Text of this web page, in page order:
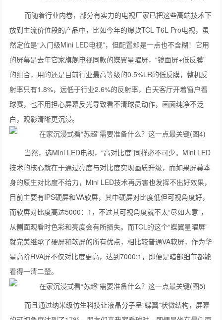
而随着行业内卷，部分有实力的电视厂家已把这些高端技术下
放到主流价位段的产品中，比如今年的爆款TCL T6L Pro电视，虽
然定位是“入门级Mini LED电视”，但配置却是一点也不含糊！它用
的屏幕是去年它家旗舰电视同款的蝶翼星曜屏，“镜面屏+低反膜”
的组合，用的还是目前行业最高等级的0.5%LR的低反膜，整机反
射率只有1.8%，远低于行业2.6%的反射率，白天客厅开着窗户看
球赛，也不用担心屏幕反光导致看不清球员动作，画面纯净不泛
白，观影清晰更沉浸。
当然，选Mini LED电视，“高对比度”同样必不可少。Mini LED
技术的核心就在于通过亮度与对比度实现画质升级，而如果屏幕本
身的原生对比度不给力，Mini LED技术再厉害也发挥不出好效果，
目前主要有IPS硬屏和VA软屏，其中硬屏对比度低但可视角度好，
而软屏对比度高达5000：1，不过其可视角度就不太“尽如人意”，
从侧面观看时色彩和亮度会有所损失。而TCL的这个“蝶翼星曜屏”
就完美继承了硬屏和软屏的所有优点，相比较普通VA软屏，作为华
星高阶HVA屏不仅对比度更高，达到7000:1，即便是暗部细节都能
看得一清二楚。
而且通过纳米级仿生科技让液晶分子呈“蝶翼”状微结构，屏幕